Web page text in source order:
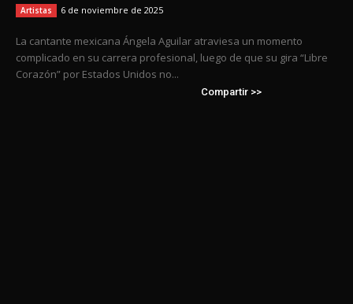
Artistas 6 de noviembre de 2025
La cantante mexicana Ángela Aguilar atraviesa un momento
complicado en su carrera profesional, luego de que su gira “Libre
Corazón” por Estados Unidos no...
Compartir >>